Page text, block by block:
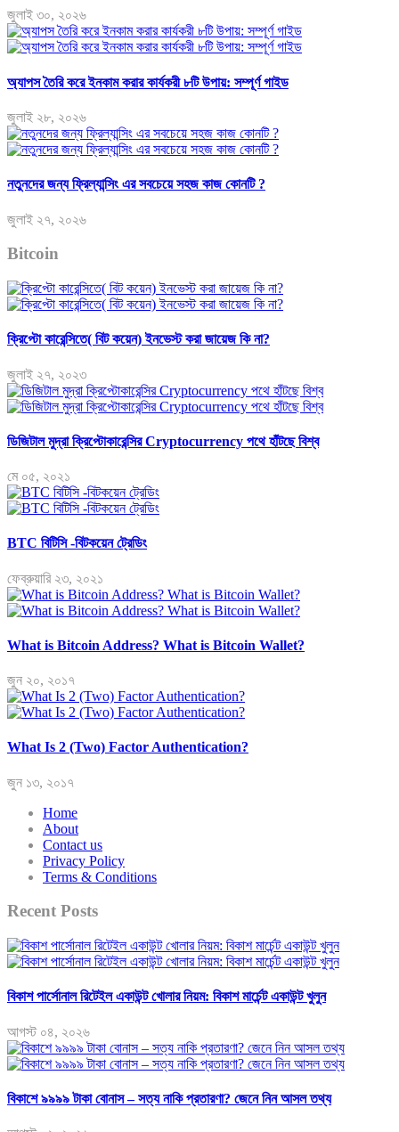
জুলাই ৩০, ২০২৬
অ্যাপস তৈরি করে ইনকাম করার কার্যকরী ৮টি উপায়: সম্পূর্ণ গাইড
জুলাই ২৮, ২০২৬
নতুনদের জন্য ফ্রিল্যান্সিং এর সবচেয়ে সহজ কাজ কোনটি ?
জুলাই ২৭, ২০২৬
Bitcoin
ক্রিপ্টো কারেন্সিতে( বিট কয়েন) ইনভেস্ট করা জায়েজ কি না?
জুলাই ২৭, ২০২৩
ডিজিটাল মুদ্রা ক্রিপ্টোকারেন্সির Cryptocurrency পথে হাঁটছে বিশ্ব
মে ০৫, ২০২১
BTC বিটিসি -বিটকয়েন ট্রেডিং
ফেব্রুয়ারি ২৩, ২০২১
What is Bitcoin Address? What is Bitcoin Wallet?
জুন ২০, ২০১৭
What Is 2 (Two) Factor Authentication?
জুন ১৩, ২০১৭
Home
About
Contact us
Privacy Policy
Terms & Conditions
Recent Posts
বিকাশ পার্সোনাল রিটেইল একাউন্ট খোলার নিয়ম: বিকাশ মার্চেন্ট একাউন্ট খুলুন
আগস্ট ০৪, ২০২৬
বিকাশে ৯৯৯৯ টাকা বোনাস – সত্য নাকি প্রতারণা? জেনে নিন আসল তথ্য